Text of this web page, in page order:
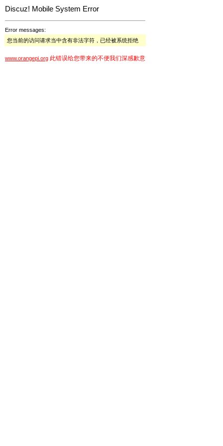
Discuz! Mobile System Error
Error messages:
您当前的访问请求当中含有非法字符，已经被系统拒绝
www.orangepi.org 此错误给您带来的不便我们深感歉意